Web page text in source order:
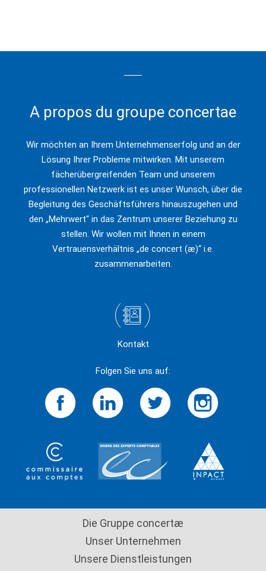
A propos du groupe concertae
Wir möchten an Ihrem Unternehmenserfolg und an der
Lösung Ihrer Probleme mitwirken. Mit unserem
fächerübergreifenden Team und unserem
professionellen Netzwerk ist es unser Wunsch, über die
Begleitung des Geschäftsführers hinauszugehen und
den „Mehrwert“ in das Zentrum unserer Beziehung zu
stellen. Wir wollen mit Ihnen in einem
Vertrauensverhältnis „de concert (æ)“ i.e.
zusammenarbeiten.
Folgen Sie uns auf:
Kontakt
Die Gruppe concertæ
Unser Unternehmen
Unsere Dienstleistungen